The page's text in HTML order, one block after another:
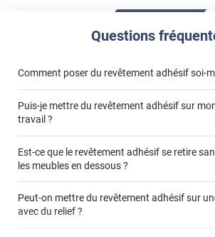
Questions
Comment poser du revêtement adhésif soi-
« Comment poser un revêtement
Puis-je mettre du revêtement adhésif sur
travail ?
revêtement adhésif sur un plan de travail de
Est-ce que le revêtement adhésif se retire
les meubles en dessous ?
Peut-on mettre du revêtement adhésif sur
avec du relief ?